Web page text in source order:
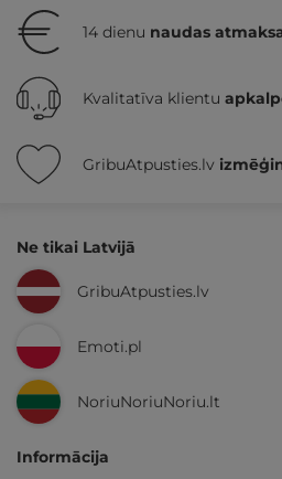
14 dienu naudas
Kvalitatīva klientu
GribuAtpusties.lv
Ne tikai Latvijā
GribuAtpusties.lv
Emoti.pl
NoriuNoriuNoriu.lt
Informācija